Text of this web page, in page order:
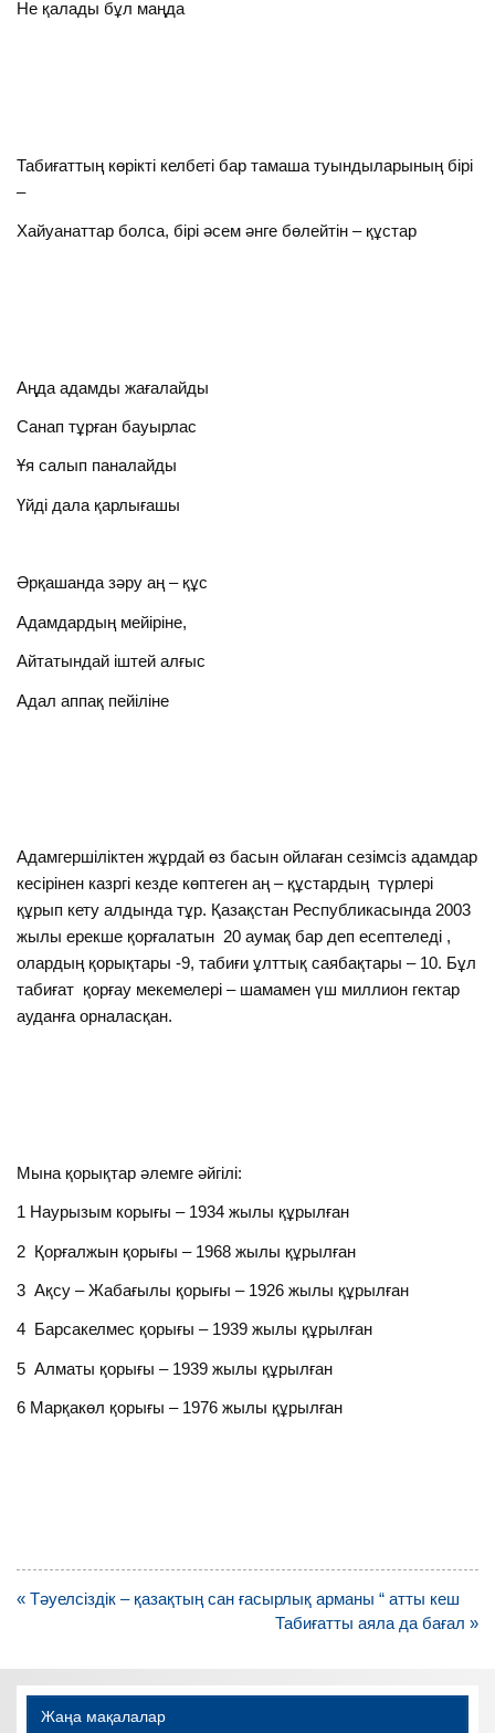
Не қалады бұл маңда
Табиғаттың көрікті келбеті бар тамаша туындыларының бірі
–
Хайуанаттар болса, бірі әсем әнге бөлейтін – құстар
Аңда адамды жағалайды
Санап тұрған бауырлас
Ұя салып паналайды
Үйді дала қарлығашы
Әрқашанда зәру аң – құс
Адамдардың мейіріне,
Айтатындай іштей алғыс
Адал аппақ пейіліне
Адамгершіліктен жұрдай өз басын ойлаған сезімсіз адамдар
кесірінен казргі кезде көптеген аң – құстардың түрлері
құрып кету алдында тұр. Қазақстан Республикасында 2003
жылы ерекше қорғалатын 20 аумақ бар деп есептеледі ,
олардың қорықтары -9, табиғи ұлттық саябақтары – 10. Бұл
табиғат қорғау мекемелері – шамамен үш миллион гектар
ауданға орналасқан.
Мына қорықтар әлемге әйгілі:
1 Наурызым корығы – 1934 жылы құрылған
2 Қорғалжын қорығы – 1968 жылы құрылған
3 Ақсу – Жабағылы қорығы – 1926 жылы құрылған
4 Барсакелмес қорығы – 1939 жылы құрылған
5 Алматы қорығы – 1939 жылы құрылған
6 Марқакөл қорығы – 1976 жылы құрылған
Навигация
« Тәуелсіздік – қазақтың сан ғасырлық арманы “ атты кеш
Табиғатты аяла да бағал »
Жаңа мақалалар